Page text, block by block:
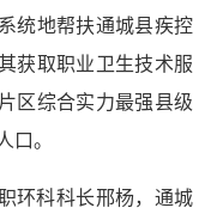
统地帮扶通城县疾控
获取职业卫生技术服
区综合实力最强县级
口。
环科科长邢杨，通城